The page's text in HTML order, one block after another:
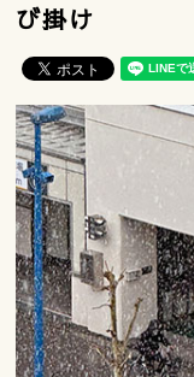
び掛け